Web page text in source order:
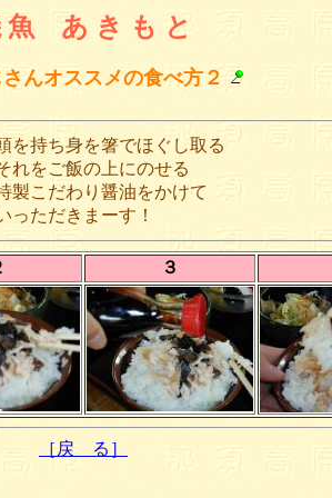
魚 あ き も と
さんオススメの食べ方２
を持ち身を箸でほぐし取る
れをご飯の上にのせる
製こだわり醤油をかけて
っただきまーす！
３
［戻 る］